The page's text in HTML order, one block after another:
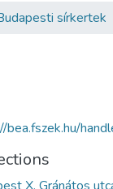
sírkertek
bea.fszek.hu/